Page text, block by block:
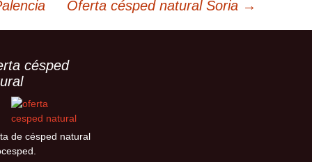
Oferta césped natural Soria →
césped
de césped natural